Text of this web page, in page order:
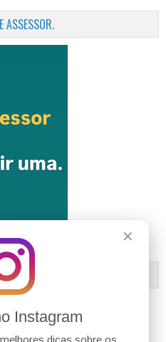
✕
Instagram
dicas sobre os
ASSESSOR.